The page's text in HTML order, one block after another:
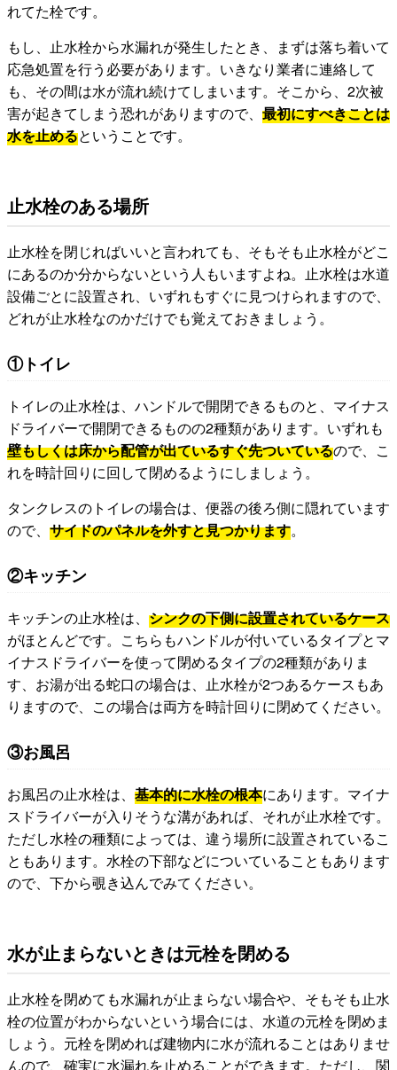
れてた栓です。
もし、止水栓から水漏れが発生したとき、まずは落ち着いて
応急処置を行う必要があります。いきなり業者に連絡して
も、その間は水が流れ続けてしまいます。そこから、2次被
害が起きてしまう恐れがありますので、 最初にすべきことは
水を止めるということです。
止水栓のある場所
止水栓を閉じればいいと言われても、そもそも止水栓がどこ
にあるのか分からないという人もいますよね。止水栓は水道
設備ごとに設置され、いずれもすぐに見つけられますので、
どれが止水栓なのかだけでも覚えておきましょう。
①トイレ
トイレの止水栓は、ハンドルで開閉できるものと、マイナス
ドライバーで開閉できるものの2種類があります。いずれも
壁もしくは床から配管が出ているすぐ先ついているので、こ
れを時計回りに回して閉めるようにしましょう。
タンクレスのトイレの場合は、便器の後ろ側に隠れています
ので、 サイドのパネルを外すと見つかります。
②キッチン
キッチンの止水栓は、 シンクの下側に設置されているケース
がほとんどです。こちらもハンドルが付いているタイプとマ
イナスドライバーを使って閉めるタイプの2種類がありま
す、お湯が出る蛇口の場合は、止水栓が2つあるケースもあ
りますので、この場合は両方を時計回りに閉めてください。
③お風呂
お風呂の止水栓は、 基本的に水栓の根本にあります。マイナ
スドライバーが入りそうな溝があれば、それが止水栓です。
ただし水栓の種類によっては、違う場所に設置されているこ
ともあります。水栓の下部などについていることもあります
ので、下から覗き込んでみてください。
水が止まらないときは元栓を閉める
止水栓を閉めても水漏れが止まらない場合や、そもそも止水
栓の位置がわからないという場合には、水道の元栓を閉めま
しょう。元栓を閉めれば建物内に水が流れることはありませ
んので、確実に水漏れを止めることができます。ただし、関